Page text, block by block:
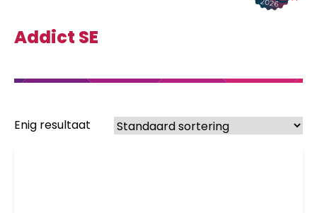
Addict SE
Enig resultaat